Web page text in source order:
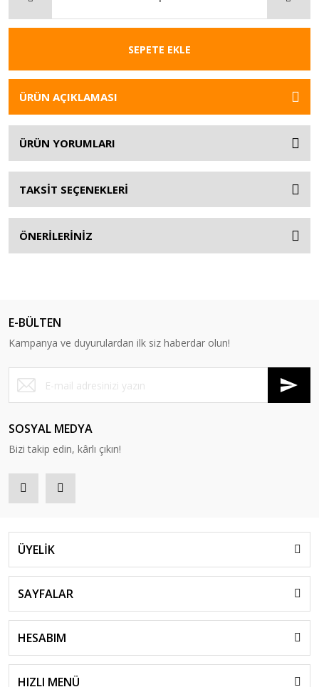
SEPETE EKLE
ÜRÜN AÇIKLAMASI
ÜRÜN YORUMLARI
TAKSİT SEÇENEKLERİ
ÖNERİLERİNİZ
E-BÜLTEN
Kampanya ve duyurulardan ilk siz haberdar olun!
SOSYAL MEDYA
Bizi takip edin, kârlı çıkın!
ÜYELİK
SAYFALAR
HESABIM
HIZLI MENÜ